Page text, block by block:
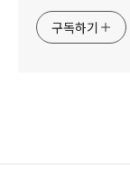
구독하기